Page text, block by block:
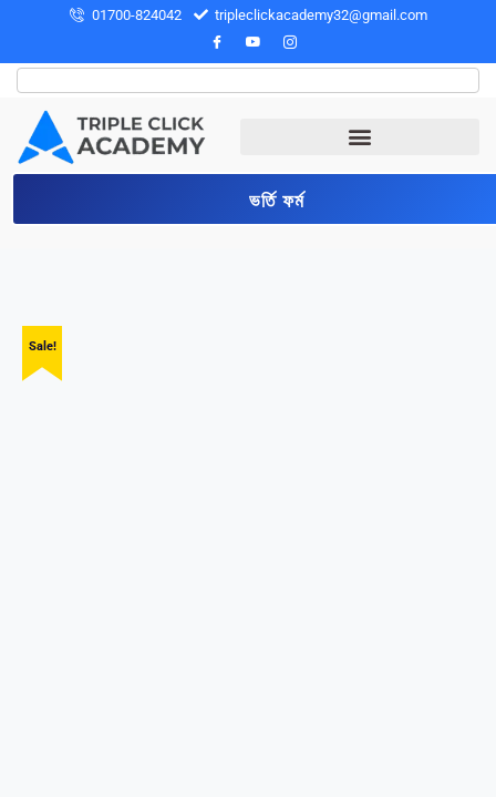
01700-824042 tripleclickacademy32@gmail.com
ভর্তি ফর্ম
Sale!